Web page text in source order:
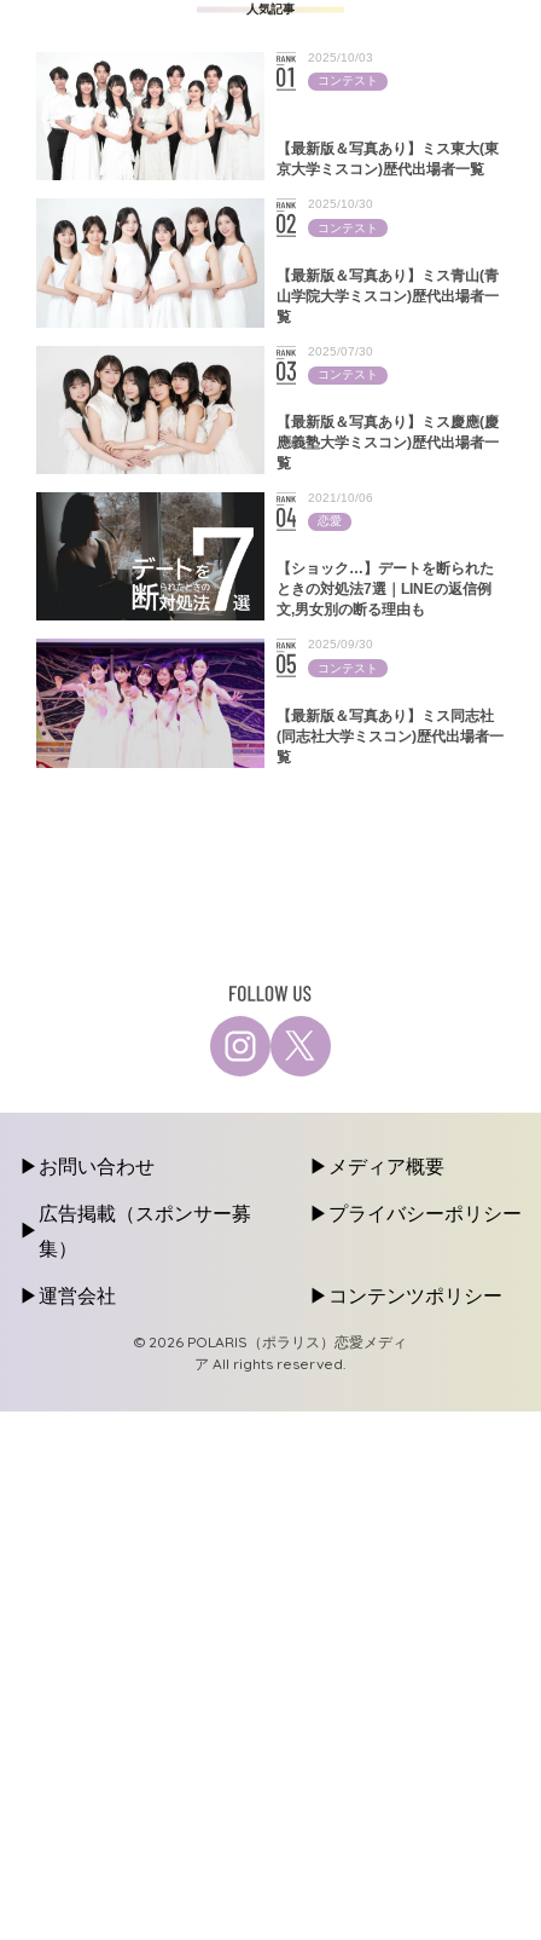
人気記事
【最新版＆写真あり】ミス東大(東
京大学ミスコン)歴代出場者一覧
2025/10/03
コンテスト
【最新版＆写真あり】ミス青山(青
山学院大学ミスコン)歴代出場者一
覧
2025/10/30
コンテスト
【最新版＆写真あり】ミス慶應(慶
應義塾大学ミスコン)歴代出場者一
覧
2025/07/30
コンテスト
【ショック…】デートを断られた
ときの対処法7選｜LINEの返信例
文,男女別の断る理由も
2021/10/06
恋愛
【最新版＆写真あり】ミス同志社
(同志社大学ミスコン)歴代出場者一
覧
2025/09/30
コンテスト
お問い合わせ メディア概要
広告掲載（スポンサー募
集）
プライバシーポリシー
運営会社 コンテンツポリシー
© 2026 POLARIS（ポラリス）恋愛メディ
ア All rights reserved.